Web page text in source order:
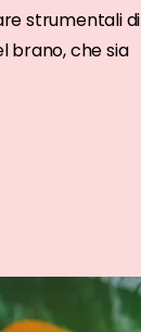
strumentali di
brano, che sia